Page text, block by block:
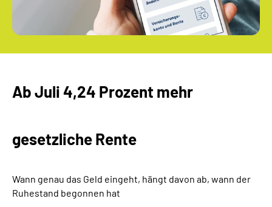
Ab Juli 4,24 Prozent mehr
gesetzliche Rente
Wann genau das Geld eingeht, hängt davon ab, wann der
Ruhestand begonnen hat